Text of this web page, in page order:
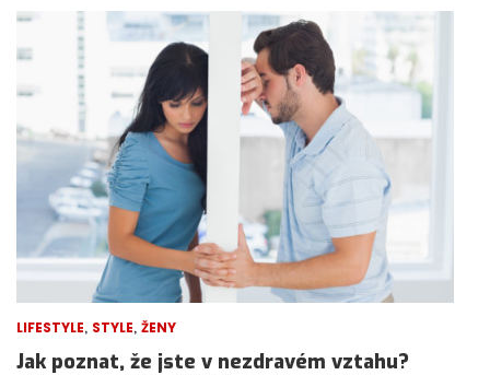
LIFESTYLE, STYLE, ŽENY
Jak poznat, že jste v nezdravém vztahu?